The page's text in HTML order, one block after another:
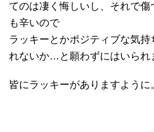
てのは凄く悔しいし、それで
も辛いので
ラッキーとかポジティブな気
れないか…と願わずにはいられ
皆にラッキーがありますように